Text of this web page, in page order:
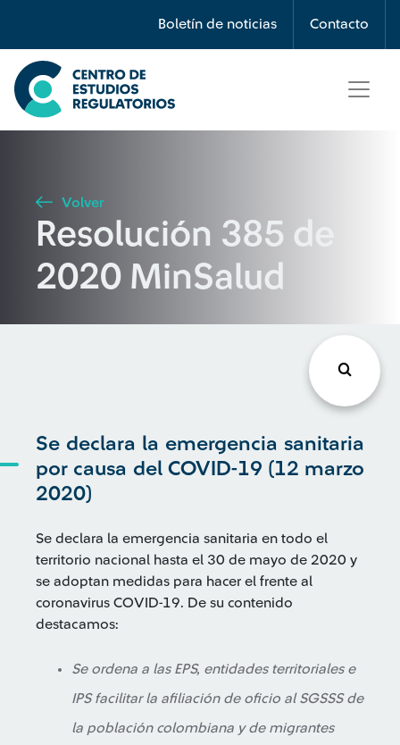
Boletín de noticias Contacto
Búsqueda
Seleccione país
Buscar
Volver
Resolución 385 de
2020 MinSalud
Se declara la emergencia sanitaria
por causa del COVID-19 (12 marzo
2020)
Se declara la emergencia sanitaria en todo el
territorio nacional hasta el 30 de mayo de 2020 y
se adoptan medidas para hacer el frente al
coronavirus COVID-19. De su contenido
destacamos:
Se ordena a las EPS, entidades territoriales e
IPS facilitar la afiliación de oficio al SGSSS de
la población colombiana y de migrantes